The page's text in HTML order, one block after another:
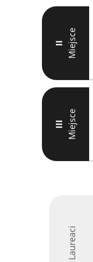
II Miejsce
III Miejsce
Laureaci